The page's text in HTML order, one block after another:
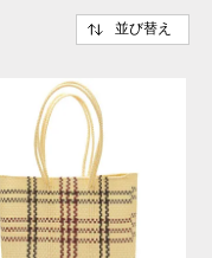
並び替え